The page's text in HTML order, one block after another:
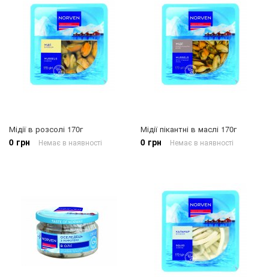
Мідії в розсолі 170г
0 грн Немає в наявності
Мідії пікантні в маслі 170г
0 грн Немає в наявності